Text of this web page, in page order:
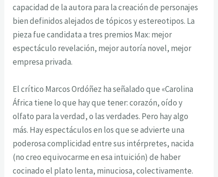
capacidad de la autora para la creación de personajes
bien definidos alejados de tópicos y estereotipos. La
pieza fue candidata a tres premios Max: mejor
espectáculo revelación, mejor autoría novel, mejor
empresa privada.
El crítico Marcos Ordóñez ha señalado que «Carolina
África tiene lo que hay que tener: corazón, oído y
olfato para la verdad, o las verdades. Pero hay algo
más. Hay espectáculos en los que se advierte una
poderosa complicidad entre sus intérpretes, nacida
(no creo equivocarme en esa intuición) de haber
cocinado el plato lenta, minuciosa, colectivamente.